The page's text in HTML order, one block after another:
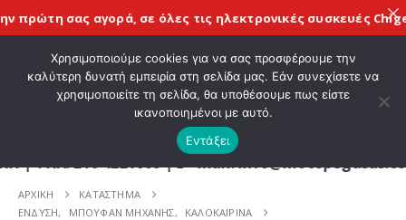
ΚΑΛΩΣ ΗΡΘΑΤΕ ΣΤΟ E-SHOP ΜΟΤΟ ΠΗΓΑΣΟΣ !
| E - mail: info@motopegasus.com |
ΑΡΧΙΚΉ
ΚΑΤΆΣΤΗΜΑ
ΕΝΔΥΣΗ, ΜΠΟΥΦΑΝ ΜΗΧΑΝΗΣ,
ΚΑΛΟΚΑΙΡΙΝΑ
πρώτη σας αγορά, σε όλες τιςηλεκτρονικές συσκευές Chigee
Χρησιμοποιούμε cookies για να σας προσφέρουμε την
καλύτερη δυνατή εμπειρία στη σελίδα μας. Εάν συνεχίσετε να
χρησιμοποιείτε τη σελίδα, θα υποθέσουμε πως είστε
ικανοποιημένοι με αυτό.
Εντάξει